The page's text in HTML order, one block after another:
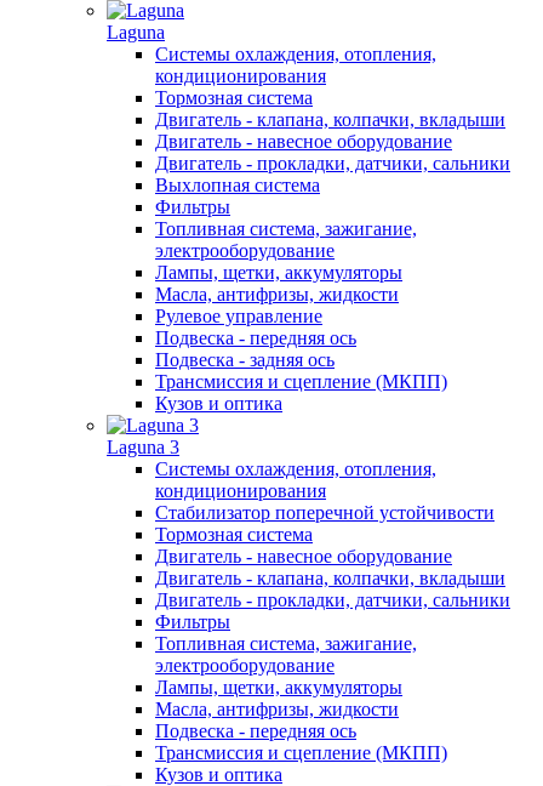
Laguna
Системы охлаждения, отопления,
кондиционирования
Тормозная система
Двигатель - клапана, колпачки, вкладыши
Двигатель - навесное оборудование
Двигатель - прокладки, датчики, сальники
Выхлопная система
Фильтры
Топливная система, зажигание,
электрооборудование
Лампы, щетки, аккумуляторы
Масла, антифризы, жидкости
Рулевое управление
Подвеска - передняя ось
Подвеска - задняя ось
Трансмиссия и сцепление (МКПП)
Кузов и оптика
Laguna 3
Системы охлаждения, отопления,
кондиционирования
Стабилизатор поперечной устойчивости
Тормозная система
Двигатель - навесное оборудование
Двигатель - клапана, колпачки, вкладыши
Двигатель - прокладки, датчики, сальники
Фильтры
Топливная система, зажигание,
электрооборудование
Лампы, щетки, аккумуляторы
Масла, антифризы, жидкости
Подвеска - передняя ось
Трансмиссия и сцепление (МКПП)
Кузов и оптика